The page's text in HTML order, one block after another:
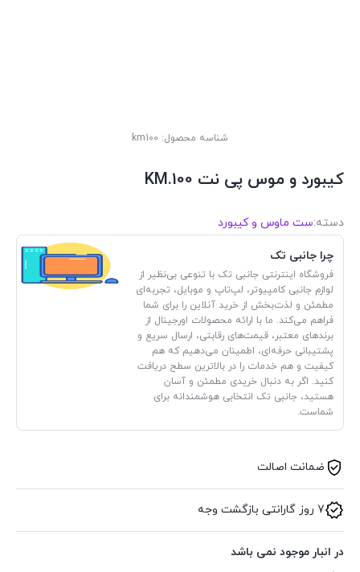
شناسه محصول: km100
کیبورد و موس پی نت KM.100
دسته:ست ماوس و کیبورد
چرا جانبی تک
فروشگاه اینترنتی جانبی تک با تنوعی بی‌نظیر از
لوازم جانبی کامپیوتر، لپ‌تاپ و موبایل، تجربه‌ای
مطمئن و لذت‌بخش از خرید آنلاین را برای شما
فراهم می‌کند. ما با ارائه محصولات اورجینال از
برندهای معتبر، قیمت‌های رقابتی، ارسال سریع و
پشتیبانی حرفه‌ای، اطمینان می‌دهیم که هم
کیفیت و هم خدمات را در بالاترین سطح دریافت
کنید. اگر به دنبال خریدی مطمئن و آسان
هستید، جانبی تک انتخابی هوشمندانه برای
شماست.
ضمانت اصالت
7 روز گارانتی بازگشت وجه
در انبار موجود نمی باشد